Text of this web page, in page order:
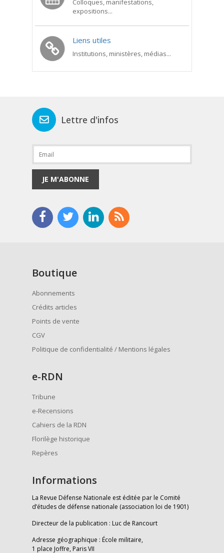
Colloques, manifestations,
expositions...
Liens utiles
Institutions, ministères, médias...
Lettre d'infos
JE M'ABONNE
Boutique
Abonnements
Crédits articles
Points de vente
CGV
Politique de confidentialité / Mentions légales
e-RDN
Tribune
e-Recensions
Cahiers de la RDN
Florilège historique
Repères
Informations
La Revue Défense Nationale est éditée par le Comité
d’études de défense nationale (association loi de 1901)
Directeur de la publication : Luc de Rancourt
Adresse géographique : École militaire,
1 place Joffre, Paris VII